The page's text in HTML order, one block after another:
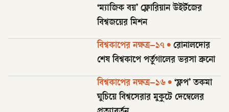
‘ম্যাজিক বয়’ ফ্লোরিয়ান উইর্টজের
বিশ্বজয়ের মিশন
বিশ্বকাপের নক্ষত্র–১৭ • রোনালদোর
শেষ বিশ্বকাপে পর্তুগালের ভরসা ব্রুনো
বিশ্বকাপের নক্ষত্র–১৬ • ‘ফ্লপ’ তকমা
ঘুচিয়ে বিশ্বসেরার মুকুটে দেম্বেলের